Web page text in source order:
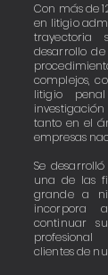
Con más de
en litigio
desarrollo
complejos,
litigio
tanto en el
empresas
Se
una de las
grande a
incorpora
continuar
clientes de